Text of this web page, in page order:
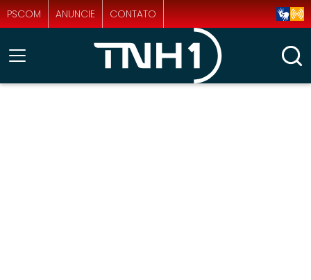
PSCOM ANUNCIE CONTATO